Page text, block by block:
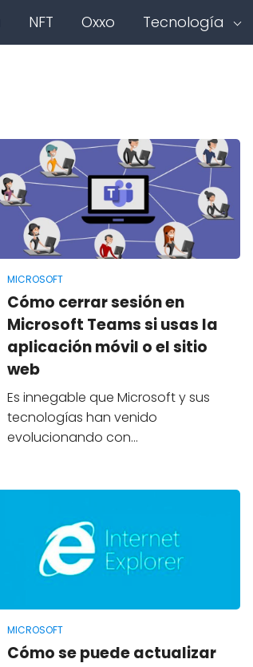
NFT Oxxo Tecnología
MICROSOFT
Cómo cerrar sesión en
Microsoft Teams si usas la
aplicación móvil o el sitio
web
Es innegable que Microsoft y sus
tecnologías han venido
evolucionando con…
MICROSOFT
Cómo se puede actualizar